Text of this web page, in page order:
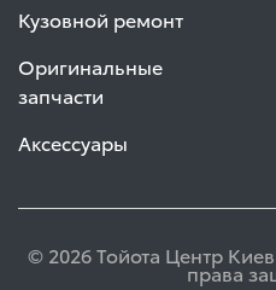
Кузовной ремонт
Оригинальные
запчасти
Аксессуары
© 2026 Тойота Центр
права